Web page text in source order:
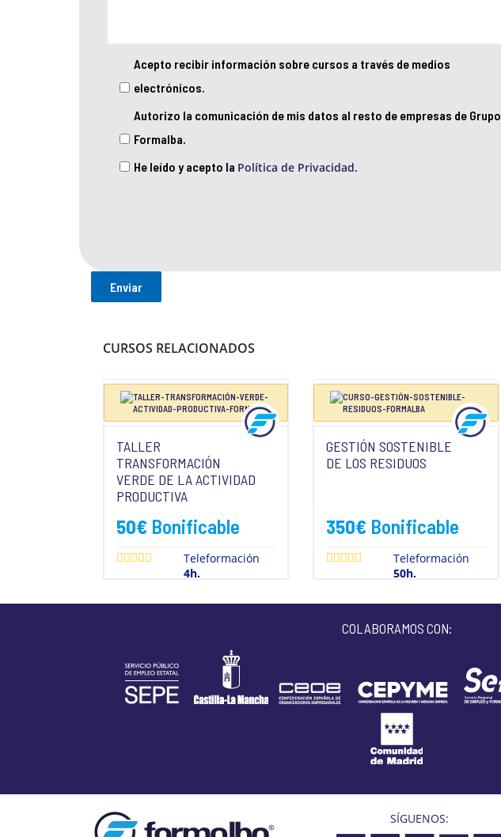
Acepto recibir información sobre cursos a través de medios
electrónicos.
Autorizo la comunicación de mis datos al resto de empresas de Grupo
Formalba.
He leído y acepto la Política de Privacidad.
CURSOS RELACIONADOS
TALLER
TRANSFORMACIÓN
VERDE DE LA ACTIVIDAD
PRODUCTIVA
50€ Bonificable
Teleformación
4h.
GESTIÓN SOSTENIBLE
DE LOS RESIDUOS
350€ Bonificable
Teleformación
50h.
COLABORAMOS CON:
SÍGUENOS: